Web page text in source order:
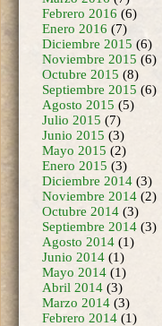
Diciembre 2015(6)
Noviembre 2015
Octubre 2015(8)
Septiembre 2015 (6)
Agosto 2015(5)
Julio 2015(7)
Junio 2015(3)
Mayo 2015(2)
Enero 2015 (3)
Diciembre 2014
Noviembre 2014
Octubre 2014(3)
Septiembre 2014 (3)
Agosto 2014(1)
Junio 2014 (1)
Mayo 2014(1)
Abril 2014(3)
Marzo 2014 (3)
Febrero 2014(1)
Septiembre 2013
Diciembre 2011(1)